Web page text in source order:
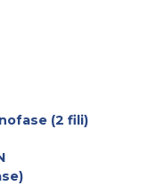
(2 fili)